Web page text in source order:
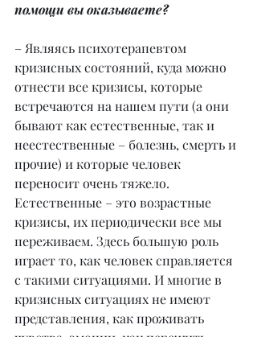
помощи вы оказываете?
– Являясь психотерапевтом
кризисных состояний, куда можно
отнести все кризисы, которые
встречаются на нашем пути (а они
бывают как естественные, так и
неестественные – болезнь, смерть и
прочие) и которые человек
переносит очень тяжело.
Естественные – это возрастные
кризисы, их периодически все мы
переживаем. Здесь большую роль
играет то, как человек справляется
с такими ситуациями. И многие в
кризисных ситуациях не имеют
представления, как проживать